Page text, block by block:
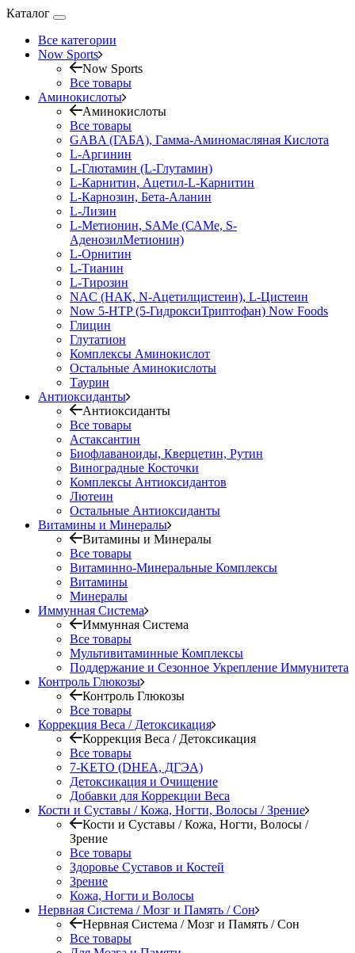
Каталог
Все категории
Now Sports
Now Sports
Все товары
Аминокислоты
Аминокислоты
Все товары
GABA (ГАБА), Гамма-Аминомасляная Кислота
L-Аргинин
L-Глютамин (L-Глутамин)
L-Карнитин, Ацетил-L-Карнитин
L-Карнозин, Бета-Аланин
L-Лизин
L-Метионин, SAMe (САМе, S-
АденозилМетионин)
L-Орнитин
L-Тианин
L-Тирозин
NAC (НАК, N-Ацетилцистеин), L-Цистеин
Now 5-HTP (5-ГидроксиТриптофан) Now Foods
Глицин
Глутатион
Комплексы Аминокислот
Остальные Аминокислоты
Таурин
Антиоксиданты
Антиоксиданты
Все товары
Астаксантин
Биофлаваноиды, Кверцетин, Рутин
Виноградные Косточки
Комплексы Антиоксидантов
Лютеин
Остальные Антиоксиданты
Витамины и Минералы
Витамины и Минералы
Все товары
Витаминно-Минеральные Комплексы
Витамины
Минералы
Иммунная Система
Иммунная Система
Все товары
Мультивитаминные Комплексы
Поддержание и Сезонное Укрепление Иммунитета
Контроль Глюкозы
Контроль Глюкозы
Все товары
Коррекция Веса / Детоксикация
Коррекция Веса / Детоксикация
Все товары
7-KETO (DHEA, ДГЭА)
Детоксикация и Очищение
Добавки для Коррекции Веса
Кости и Суставы / Кожа, Ногти, Волосы / Зрение
Кости и Суставы / Кожа, Ногти, Волосы /
Зрение
Все товары
Здоровье Суставов и Костей
Зрение
Кожа, Ногти и Волосы
Нервная Система / Мозг и Память / Сон
Нервная Система / Мозг и Память / Сон
Все товары